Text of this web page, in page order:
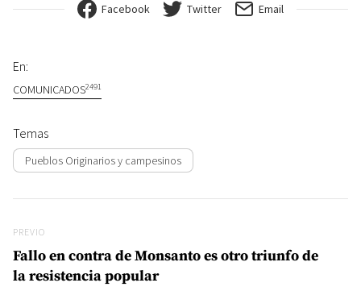
Facebook Twitter Email
En:
COMUNICADOS2491
Temas
Pueblos Originarios y campesinos
Previo
PREVIO
Fallo en contra de Monsanto es otro triunfo de
la resistencia popular